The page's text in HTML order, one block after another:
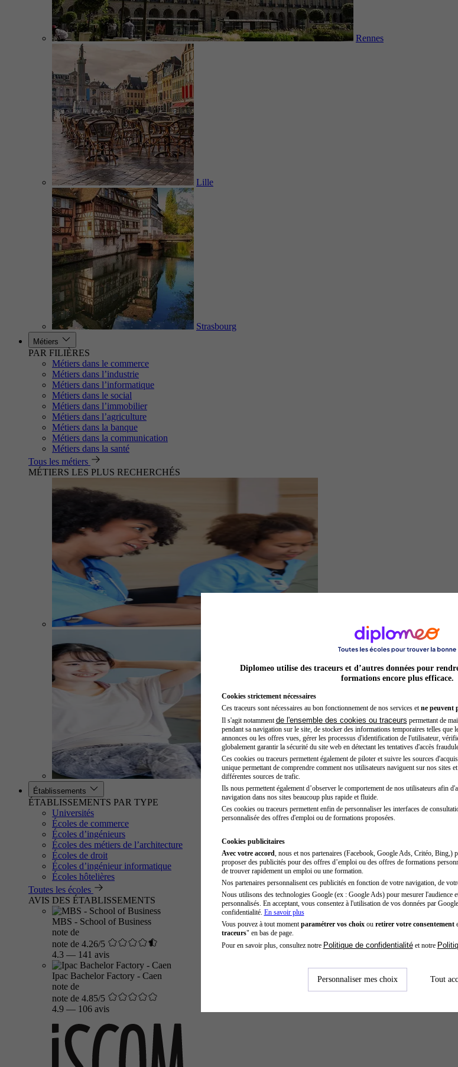
Rennes
Lille
Strasbourg
Métiers
PAR FILIÈRES
Métiers dans le commerce
Métiers dans l’industrie
Métiers dans l’informatique
Métiers dans le social
Métiers dans l’immobilier
Métiers dans l’agriculture
Métiers dans la banque
Métiers dans la communication
Métiers dans la santé
Tous les métiers
MÉTIERS LES PLUS RECHERCHÉS
Secrétaire médicale
Établissements
ÉTABLISSEMENTS PAR TYPE
Universités
Écoles de commerce
Écoles d’ingénieurs
Écoles des métiers de l’architecture
Écoles de droit
Écoles d’ingénieur informatique
Écoles hôtelières
Toutes les écoles
AVIS DES ÉTABLISSEMENTS
MBS - School of Business
note de
note de 4.26/5
4.3 — 141 avis
Ipac Bachelor Factory - Caen
note de
note de 4.85/5
4.9 — 106 avis
Diplomeo utilise des traceurs et d’autres données pour
formations encore plus efficace.
Cookies strictement nécessaires
Ces traceurs sont nécessaires au bon fonctionnement de nos services et ne peuvent
Il s'agit notamment de l'ensemble des cookies ou traceurs permettant de
pendant sa navigation sur le site, de stocker des informations temporaires telles que
annonces ou les offres vues, gérer les processus d'identification de l'utilisateur,
globalement garantir la sécurité du site web en détectant les tentatives d'accès
Ces cookies ou traceurs permettent également de piloter et suivre les sources
unique permettant de comprendre comment nos utilisateurs naviguent sur nos sites
différentes sources de trafic.
Ils nous permettent également d’observer le comportement de nos utilisateurs afin
navigation dans nos sites beaucoup plus rapide et fluide.
Ces cookies ou traceurs permettent enfin de personnaliser les interfaces de
personnalisée des offres d'emploi ou de formations proposées.
Cookies publicitaires
Avec votre accord , nous et nos partenaires (Facebook, Google Ads, Critéo, Bing,)
proposer des publicités pour des offres d’emploi ou des offres de formations
de trouver rapidement un emploi ou une formation.
Nos partenaires personnalisent ces publicités en fonction de votre navigation, de
Nous utilisons des technologies Google (ex : Google Ads) pour mesurer l'audience
personnalisés. En acceptant, vous consentez à l'utilisation de vos données par
confidentialité. En savoir plus
Vous pouvez à tout moment paramétrer vos choixou retirer votre consentement
traceurs" en bas de page.
Pour en savoir plus, consultez notre Politique de confidentialitéet notre
Personnaliser mes choix Tout